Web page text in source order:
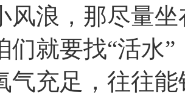
风浪，那尽量
们就要找“活水
气充足，往往